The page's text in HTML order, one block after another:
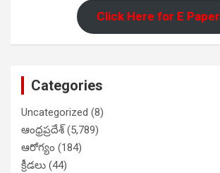
Click Here for E Paper
Categories
Uncategorized (8)
ఆంధ్రప్రదేశ్(5,789)
ఆరోగ్యం (184)
క్రీడలు (44)